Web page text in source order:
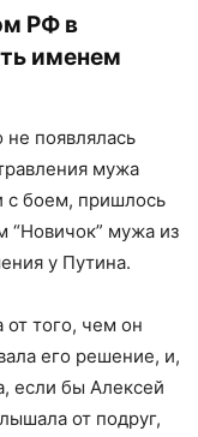
РФ в
именем
появлялась
мужа
с боем, пришлось
“Новичок” мужа из
у Путина.
того, чем он
его решение, и,
если бы Алексей
от подруг,